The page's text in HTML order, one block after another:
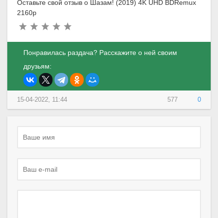
Оставьте свой отзыв о Шазам! (2019) 4K UHD BDRemux
2160p
Понравилась раздача? Расскажите о ней своим
друзьям:
577 0
15-04-2022, 11:44